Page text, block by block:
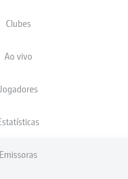
Clubes
Ao vivo
Emissoras